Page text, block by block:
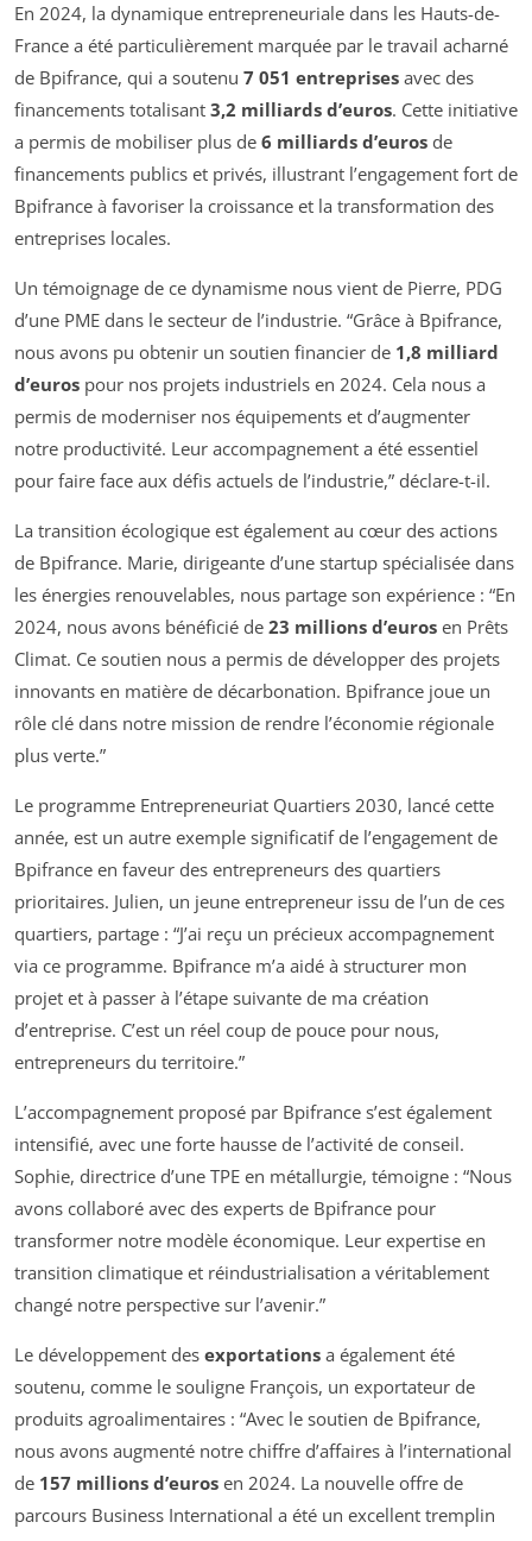
En 2024, la dynamique entrepreneuriale dans les Hauts-de-
France a été particulièrement marquée par le travail acharné
de Bpifrance, qui a soutenu 7 051 entreprises avec des
financements totalisant 3,2 milliards d’euros. Cette initiative
a permis de mobiliser plus de 6 milliards d’euros de
financements publics et privés, illustrant l’engagement fort de
Bpifrance à favoriser la croissance et la transformation des
entreprises locales.
Un témoignage de ce dynamisme nous vient de Pierre, PDG
d’une PME dans le secteur de l’industrie. “Grâce à Bpifrance,
nous avons pu obtenir un soutien financier de 1,8 milliard
d’euros pour nos projets industriels en 2024. Cela nous a
permis de moderniser nos équipements et d’augmenter
notre productivité. Leur accompagnement a été essentiel
pour faire face aux défis actuels de l’industrie,” déclare-t-il.
La transition écologique est également au cœur des actions
de Bpifrance. Marie, dirigeante d’une startup spécialisée dans
les énergies renouvelables, nous partage son expérience : “En
2024, nous avons bénéficié de 23 millions d’euros en Prêts
Climat. Ce soutien nous a permis de développer des projets
innovants en matière de décarbonation. Bpifrance joue un
rôle clé dans notre mission de rendre l’économie régionale
plus verte.”
Le programme Entrepreneuriat Quartiers 2030, lancé cette
année, est un autre exemple significatif de l’engagement de
Bpifrance en faveur des entrepreneurs des quartiers
prioritaires. Julien, un jeune entrepreneur issu de l’un de ces
quartiers, partage : “J’ai reçu un précieux accompagnement
via ce programme. Bpifrance m’a aidé à structurer mon
projet et à passer à l’étape suivante de ma création
d’entreprise. C’est un réel coup de pouce pour nous,
entrepreneurs du territoire.”
L’accompagnement proposé par Bpifrance s’est également
intensifié, avec une forte hausse de l’activité de conseil.
Sophie, directrice d’une TPE en métallurgie, témoigne : “Nous
avons collaboré avec des experts de Bpifrance pour
transformer notre modèle économique. Leur expertise en
transition climatique et réindustrialisation a véritablement
changé notre perspective sur l’avenir.”
Le développement des exportations a également été
soutenu, comme le souligne François, un exportateur de
produits agroalimentaires : “Avec le soutien de Bpifrance,
nous avons augmenté notre chiffre d’affaires à l’international
de 157 millions d’euros en 2024. La nouvelle offre de
parcours Business International a été un excellent tremplin